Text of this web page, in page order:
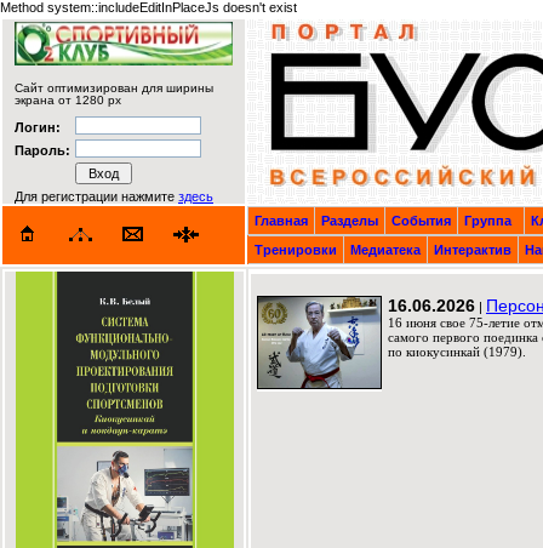
Method system::includeEditInPlaceJs doesn't exist
Сайт оптимизирован для ширины
экрана от 1280 px
Логин:
Пароль:
Для регистрации нажмите здесь
Главная
Разделы События Группа
Тренировки
Медиатека Интерактив
16.06.2026 |
16 июня свое 75-летие
самого первого
по киокусинкай (1979).